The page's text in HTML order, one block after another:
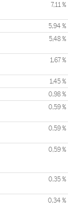
7,11 %
5,94 %
5,48 %
1,67 %
1,45 %
0,98 %
0,59 %
0,59 %
0,59 %
0,35 %
0,34 %